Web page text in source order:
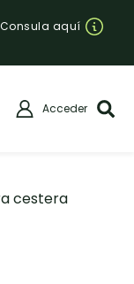
aquí
Acceder
cestera